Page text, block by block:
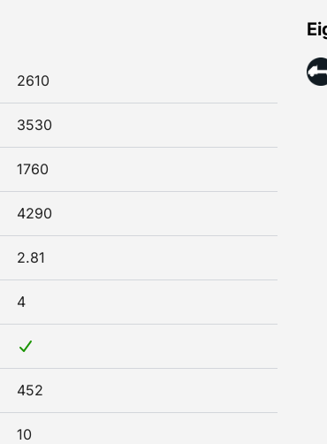
2610
3530
1760
4290
2.81
4
452
10